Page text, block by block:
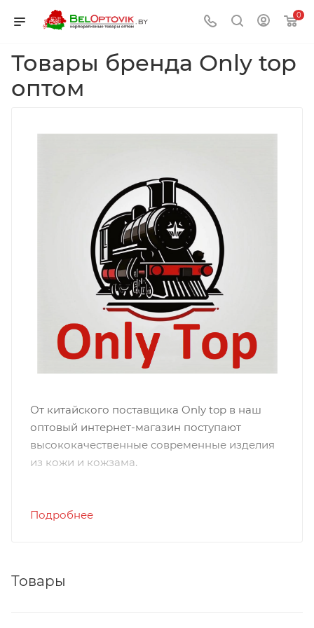
0
Товары бренда Оnly top
оптом
От китайского поставщика Only top в наш
оптовый интернет-магазин поступают
высококачественные современные изделия
из кожи и кожзама.
производством, продажей и экспортом
Подробнее
Товары